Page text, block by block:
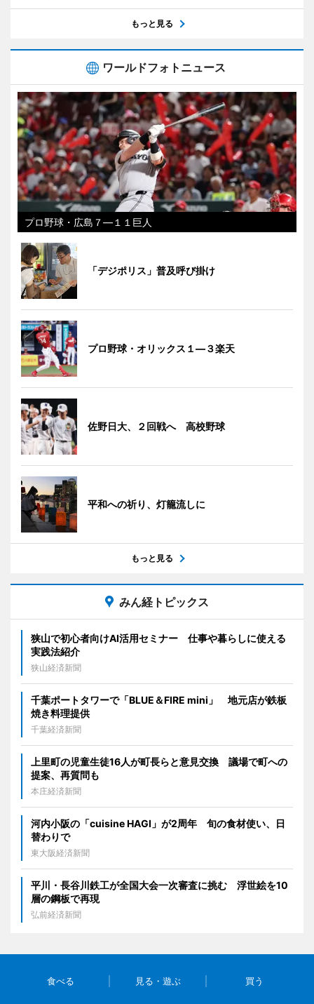
もっと見る
ワールドフォトニュース
プロ野球・広島７―１１巨人
「デジポリス」普及呼び掛け
プロ野球・オリックス１―３楽天
佐野日大、２回戦へ 高校野球
平和への祈り、灯籠流しに
もっと見る
みん経トピックス
狭山で初心者向けAI活用セミナー 仕事や暮らしに使える
実践法紹介
狭山経済新聞
千葉ポートタワーで「BLUE＆FIRE mini」 地元店が鉄板
焼き料理提供
千葉経済新聞
上里町の児童生徒16人が町長らと意見交換 議場で町への
提案、再質問も
本庄経済新聞
河内小阪の「cuisine HAGI」が2周年 旬の食材使い、日
替わりで
東大阪経済新聞
平川・長谷川鉄工が全国大会一次審査に挑む 浮世絵を10
層の鋼板で再現
弘前経済新聞
食べる 見る・遊ぶ 買う